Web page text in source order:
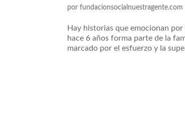
porfundacionsocialnuestragente.com
Hay historias que emocionan
hace 6 años forma parte de la
marcado por el esfuerzo y la